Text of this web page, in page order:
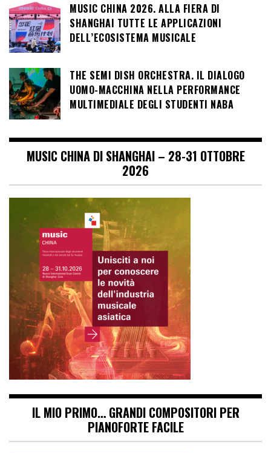
MUSIC CHINA 2026. ALLA FIERA DI
SHANGHAI TUTTE LE APPLICAZIONI
DELL’ECOSISTEMA MUSICALE
THE SEMI DISH ORCHESTRA. IL DIALOGO
UOMO-MACCHINA NELLA PERFORMANCE
MULTIMEDIALE DEGLI STUDENTI NABA
MUSIC CHINA DI SHANGHAI – 28-31 OTTOBRE
2026
IL MIO PRIMO… GRANDI COMPOSITORI PER
PIANOFORTE FACILE